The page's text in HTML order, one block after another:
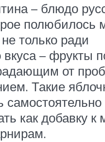
– блюдо
полюбилось
только ради
вкуса – фрукты
от
Такие
как добавку к